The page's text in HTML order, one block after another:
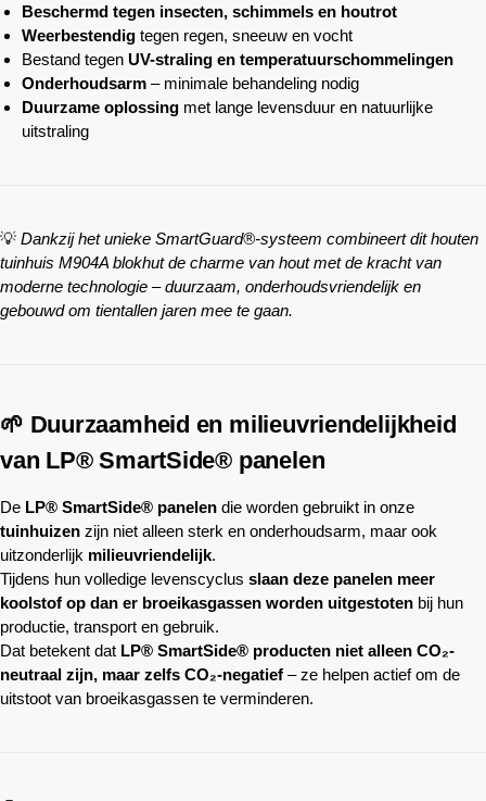
Beschermd tegen insecten, schimmels en houtrot
Weerbestendig tegen regen, sneeuw en vocht
Bestand tegen UV-straling en temperatuurschommelingen
Onderhoudsarm – minimale behandeling nodig
Duurzame oplossing met lange levensduur en natuurlijke
uitstraling
💡 Dankzij het unieke SmartGuard®-systeem combineert dit houten
tuinhuis M904A blokhut de charme van hout met de kracht van
moderne technologie – duurzaam, onderhoudsvriendelijk en
gebouwd om tientallen jaren mee te gaan.
🌱 Duurzaamheid en milieuvriendelijkheid
van LP® SmartSide® panelen
De LP® SmartSide® panelen die worden gebruikt in onze
tuinhuizen zijn niet alleen sterk en onderhoudsarm, maar ook
uitzonderlijk milieuvriendelijk.
Tijdens hun volledige levenscyclus slaan deze panelen meer
koolstof op dan er broeikasgassen worden uitgestoten bij hun
productie, transport en gebruik.
Dat betekent dat LP® SmartSide® producten niet alleen CO₂-
neutraal zijn, maar zelfs CO₂-negatief – ze helpen actief om de
uitstoot van broeikasgassen te verminderen.